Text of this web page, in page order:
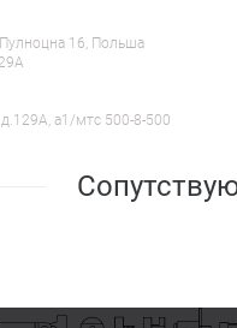
16, Польша
a1/мтс 500-8-500